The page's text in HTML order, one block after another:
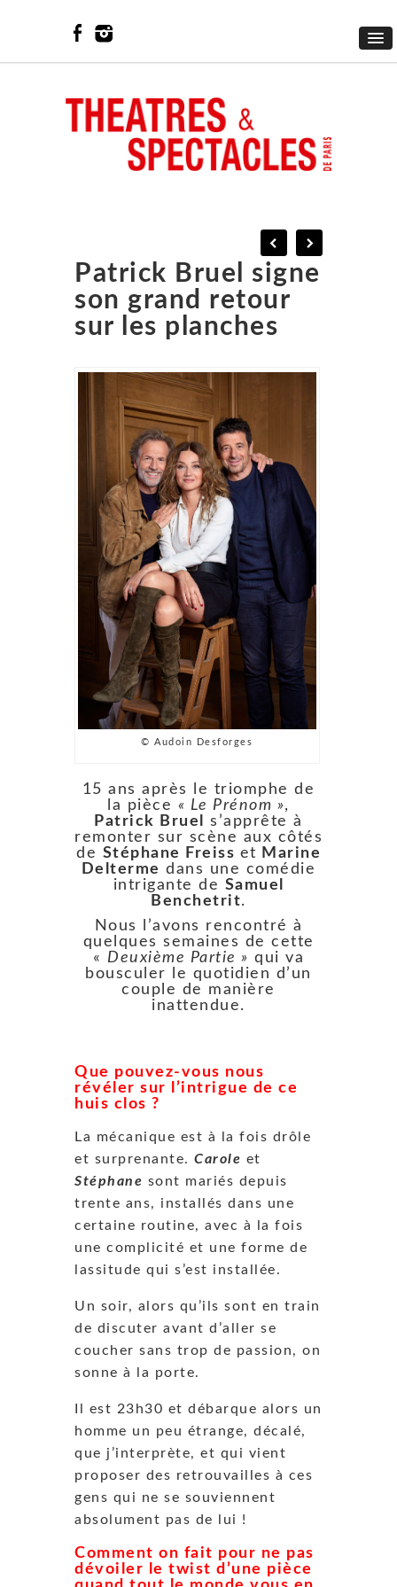
Patrick Bruel signe
son grand retour
sur les planches
© Audoin Desforges
15 ans après le triomphe de
la pièce « Le Prénom »,
Patrick Bruel
s’apprête à
remonter sur scène aux côtés
de Stéphane Freiss et Marine
Delterme dans une comédie
intrigante de Samuel
Benchetrit.
Nous l’avons rencontré à
quelques semaines de cette
« Deuxième Partie » qui va
bousculer le quotidien d’un
couple de manière
inattendue.
Que pouvez-vous nous
révéler sur l’intrigue de ce
huis clos ?
La mécanique est à la fois drôle
et surprenante. Carole et
Stéphane sont mariés depuis
trente ans, installés dans une
certaine routine, avec à la fois
une complicité et une forme de
lassitude qui s’est installée.
Un soir, alors qu’ils sont en train
de discuter avant d’aller se
coucher sans trop de passion, on
sonne à la porte.
Il est 23h30 et débarque alors un
homme un peu étrange, décalé,
que j’interprète, et qui vient
proposer des retrouvailles à ces
gens qui ne se souviennent
absolument pas de lui !
Comment on fait pour ne pas
dévoiler le twist d’une pièce